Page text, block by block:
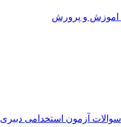
اموزش و پرورش
آزمون استخدامی دبیری